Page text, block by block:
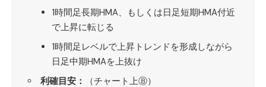
1時間足長期HMA、もしくは日足短期HMA付近
で上昇に転じる
1時間足レベルで上昇トレンドを形成しながら
日足中期HMAを上抜け
利確目安：
（チャート上Ⓑ）